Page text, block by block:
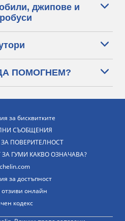
джипове и
ПОМОГНЕМ?
за бисквитките
СЪОБЩЕНИЯ
ПОВЕРИТЕЛНОСТ
ГУМИ КАКВО ОЗНАЧАВА?
за достъпност
отзиви онлайн
кодекс